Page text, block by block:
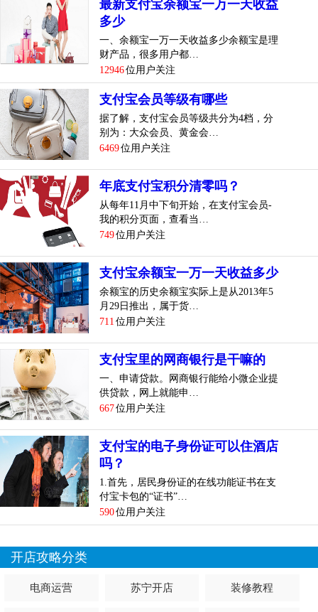
最新支付宝余额宝一万一天收益
多少
一、余额宝一万一天收益多少余额宝是理
财产品，很多用户都…
12946位用户关注
支付宝会员等级有哪些
据了解，支付宝会员等级共分为4档，分
别为：大众会员、黄金会…
6469位用户关注
年底支付宝积分清零吗？
从每年11月中下旬开始，在支付宝会员-
我的积分页面，查看当…
749位用户关注
支付宝余额宝一万一天收益多少
余额宝的历史余额宝实际上是从2013年5
月29日推出，属于货…
711 位用户关注
支付宝里的网商银行是干嘛的
一、申请贷款。网商银行能给小微企业提
供贷款，网上就能申…
667位用户关注
支付宝的电子身份证可以住酒店
吗？
1.首先，居民身份证的在线功能证书在支
付宝卡包的“证书”…
590位用户关注
开店攻略分类
电商运营 苏宁开店 装修教程